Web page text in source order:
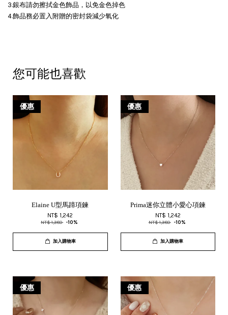
3.銀布請勿擦拭金色飾品，以免金色掉色
4.飾品務必置入附贈的密封袋減少氧化
您可能也喜歡
優惠
Elaine U型馬蹄項鍊
NT$ 1,242
NT$ 1,380 -10%
加入購物車
優惠
Prima迷你立體小愛心項鍊
NT$ 1,242
NT$ 1,380 -10%
加入購物車
優惠 優惠